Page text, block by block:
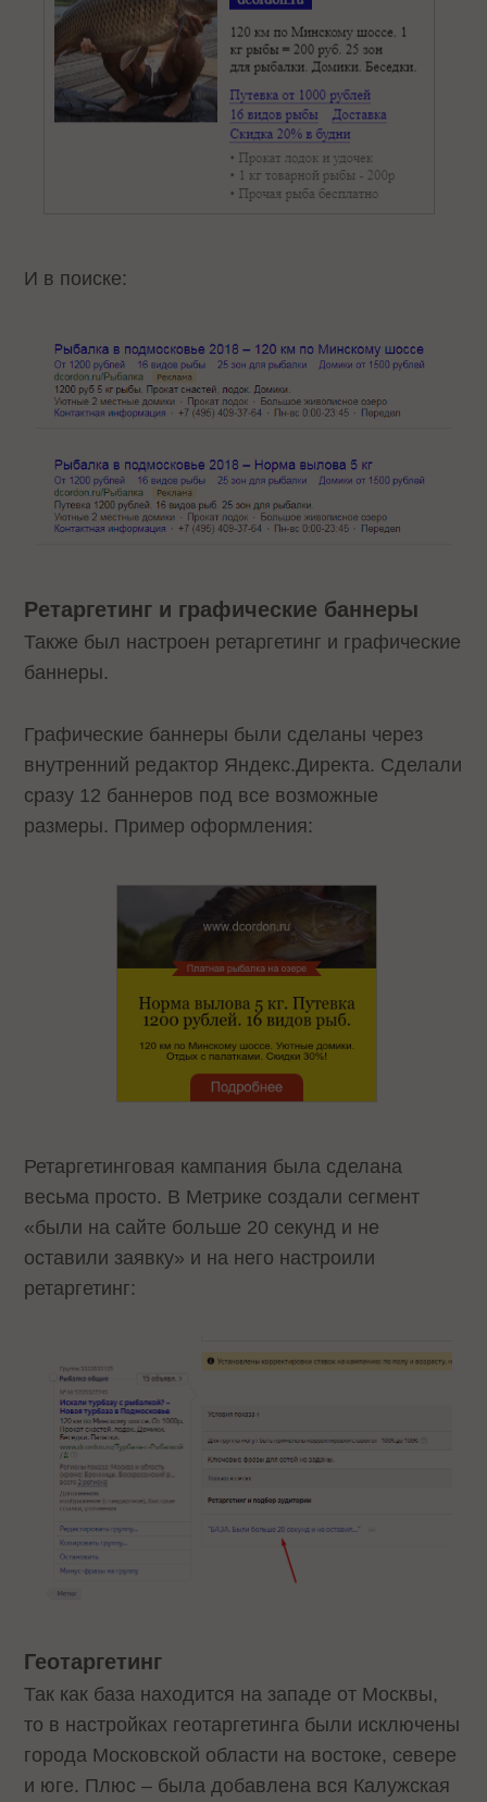
И в поиске:
Ретаргетинг и графические баннеры
Также был настроен ретаргетинг и графические
баннеры.
Графические баннеры были сделаны через
внутренний редактор Яндекс.Директа. Сделали
сразу 12 баннеров под все возможные
размеры. Пример оформления:
Ретаргетинговая кампания была сделана
весьма просто. В Метрике создали сегмент
«были на сайте больше 20 секунд и не
оставили заявку» и на него настроили
ретаргетинг:
Геотаргетинг
Так как база находится на западе от Москвы,
то в настройках геотаргетинга были исключены
города Московской области на востоке, севере
и юге. Плюс – была добавлена вся Калужская